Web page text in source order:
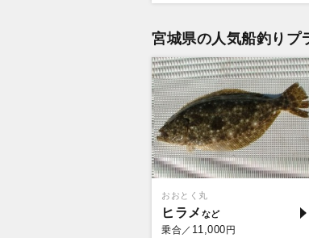
宮城県の人気船釣りプ
おおとく丸
ヒラメ
乗合／ 11,000 円